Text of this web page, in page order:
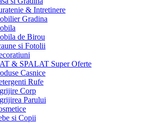
& Intretinere
Gradina
de Birou
si Fotolii
& SPALAT Super Oferte
Casnice
Rufe
Corp
Parului
si Copii